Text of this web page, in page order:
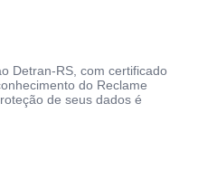
Detran-RS, com certificado
do Reclame
de seus dados é